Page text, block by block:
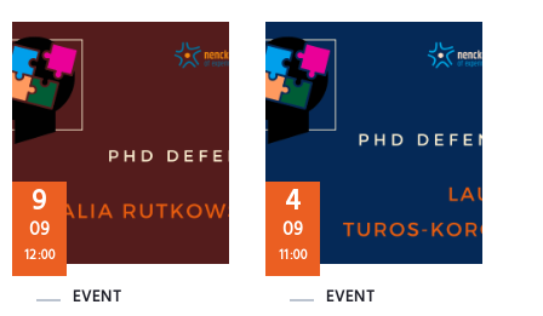
9
09
12:00
EVENT
4
09
11:00
EVENT